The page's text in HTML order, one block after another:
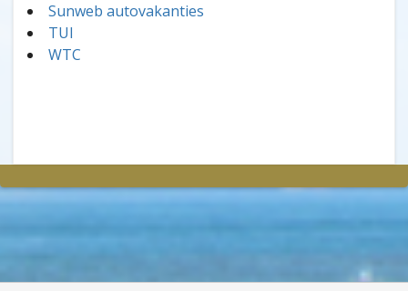
Sunweb autovakanties
TUI
WTC